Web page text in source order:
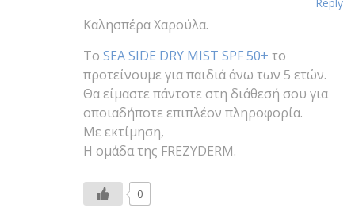
Καλησπέρα Χαρούλα.
Το SEA SIDE DRY MIST SPF 50+ το
προτείνουμε για παιδιά άνω των 5 ετών.
Θα είμαστε πάντοτε στη διάθεσή σου για
οποιαδήποτε επιπλέον πληροφορία.
Με εκτίμηση,
Η ομάδα της FREZYDERM.
0